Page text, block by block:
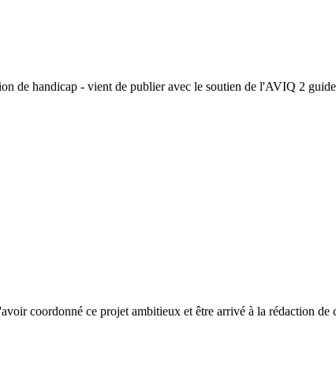
de handicap - vient de publier avec le soutien de l'AVIQ 2
coordonné ce projet ambitieux et être arrivé à la rédaction de